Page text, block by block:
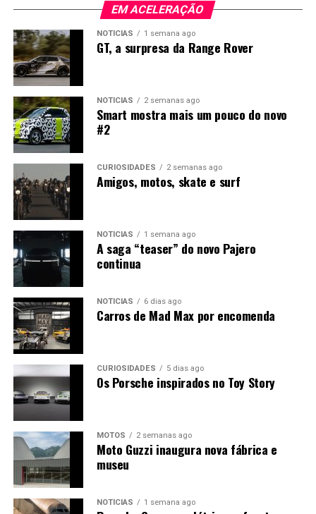
EM ACELERAÇÃO
NOTÍCIAS 1 semana ago
GT, a surpresa da Range Rover
NOTÍCIAS 2 semanas ago
Smart mostra mais um pouco do novo
#2
CURIOSIDADES 2 semanas ago
Amigos, motos, skate e surf
NOTÍCIAS 1 semana ago
A saga “teaser” do novo Pajero
continua
NOTÍCIAS 6 dias ago
Carros de Mad Max por encomenda
CURIOSIDADES 5 dias ago
Os Porsche inspirados no Toy Story
MOTOS 2 semanas ago
Moto Guzzi inaugura nova fábrica e
museu
NOTÍCIAS 1 semana ago